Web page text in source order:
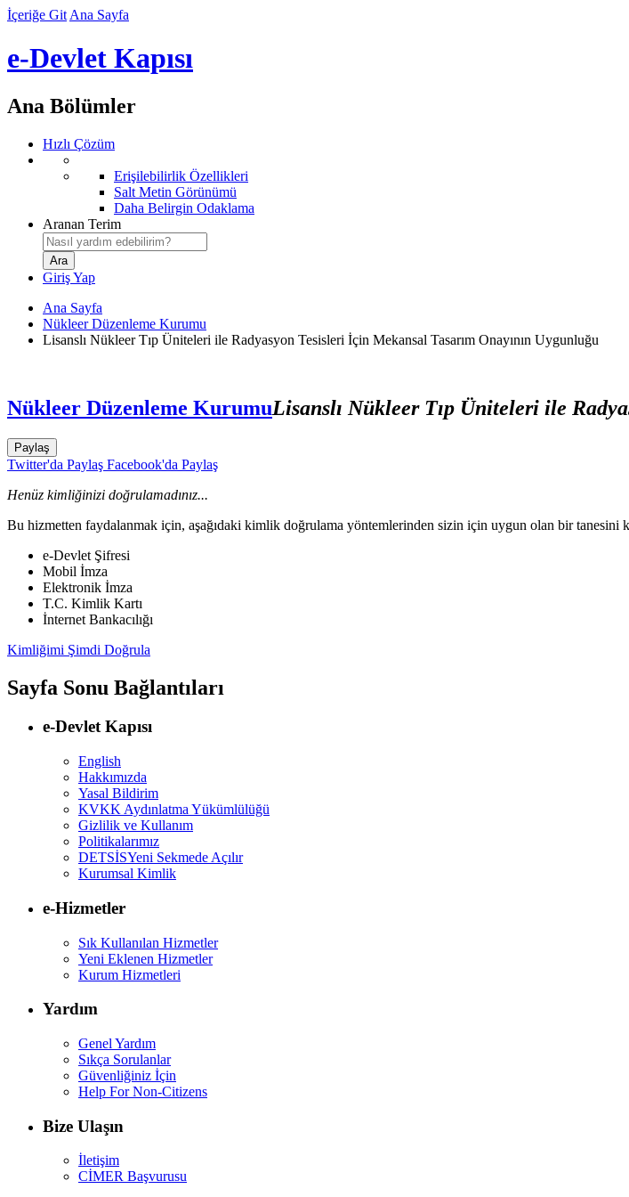
İçeriğe Git Ana Sayfa
e-Devlet Kapısı
Ana Bölümler
Hızlı Çözüm
Erişilebilirlik Özellikleri
Salt Metin Görünümü
Daha Belirgin Odaklama
Aranan Terim
Giriş Yap
Ana Sayfa
Nükleer Düzenleme Kurumu
Lisanslı Nükleer Tıp Üniteleri ile Radyasyon Tesisleri İçin Mekansal Tasarım Onayının Uygunluğu
Nükleer Düzenleme KurumuLisanslı Nükleer Tıp Üniteleri ile
Paylaş
Twitter'da Paylaş Facebook'da Paylaş
Henüz kimliğinizi doğrulamadınız...
Bu hizmetten faydalanmak için, aşağıdaki kimlik doğrulama yöntemlerinden sizin için uygun olan bir tanesini
e-Devlet Şifresi
Mobil İmza
Elektronik İmza
T.C. Kimlik Kartı
İnternet Bankacılığı
Kimliğimi Şimdi Doğrula
Sayfa Sonu Bağlantıları
e-Devlet Kapısı
English
Hakkımızda
Yasal Bildirim
KVKK Aydınlatma Yükümlülüğü
Gizlilik ve Kullanım
Politikalarımız
DETSİSYeni Sekmede Açılır
Kurumsal Kimlik
e-Hizmetler
Sık Kullanılan Hizmetler
Yeni Eklenen Hizmetler
Kurum Hizmetleri
Yardım
Genel Yardım
Sıkça Sorulanlar
Güvenliğiniz İçin
Help For Non-Citizens
Bize Ulaşın
İletişim
CİMER Başvurusu